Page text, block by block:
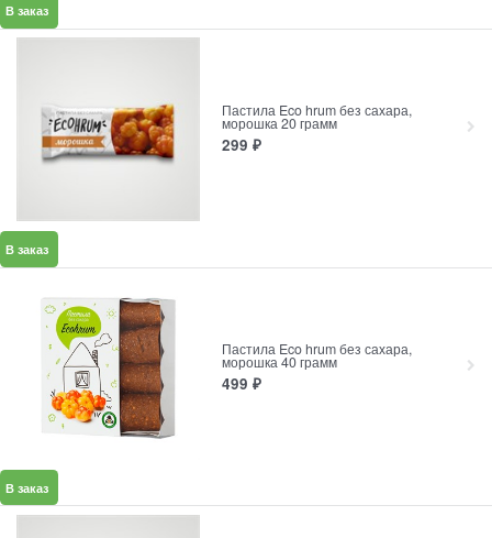
В заказ
Пастила Eco hrum без сахара,
морошка 20 грамм
299 ₽
В заказ
Пастила Eco hrum без сахара,
морошка 40 грамм
499 ₽
В заказ